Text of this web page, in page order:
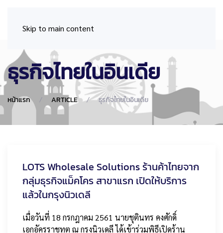
Skip to main content
ธุรกิจไทยในอินเดีย
หน้าแรก ARTICLE ธุรกิจไทยในอินเดีย
LOTS Wholesale Solutions ร้านค้าไทยจาก
กลุ่มธุรกิจแม็คโคร สาขาแรก เปิดให้บริการ
แล้วในกรุงนิวเดลี
เมื่อวันที่ 18 กรกฎาคม 2561 นายชุตินทร คงศักดิ์
เอกอัครราชทูต ณ กรุงนิวเดลี ได้เข้าร่วมพิธีเปิดร้าน